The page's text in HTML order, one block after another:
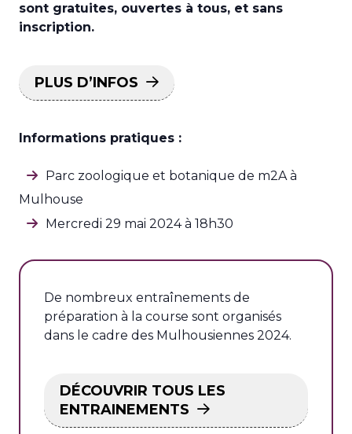
sont gratuites, ouvertes à tous, et sans
inscription.
PLUS D’INFOS
Informations pratiques :
Parc zoologique et botanique de m2A à
Mulhouse
Mercredi 29 mai 2024 à 18h30
De nombreux entraînements de
préparation à la course sont organisés
dans le cadre des Mulhousiennes 2024.
DÉCOUVRIR TOUS LES
ENTRAINEMENTS